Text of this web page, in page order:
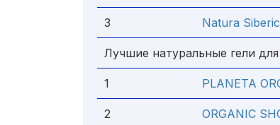
3 Natura
Лучшие натуральные гели
1 PLANETA
2 ORGANIC